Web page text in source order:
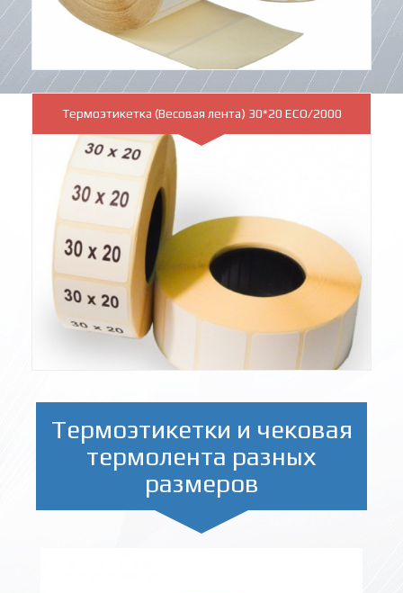
Термоэтикетка (Весовая лента) 30*20 ECO/2000
Термоэтикетки и чековая
термолента разных
размеров